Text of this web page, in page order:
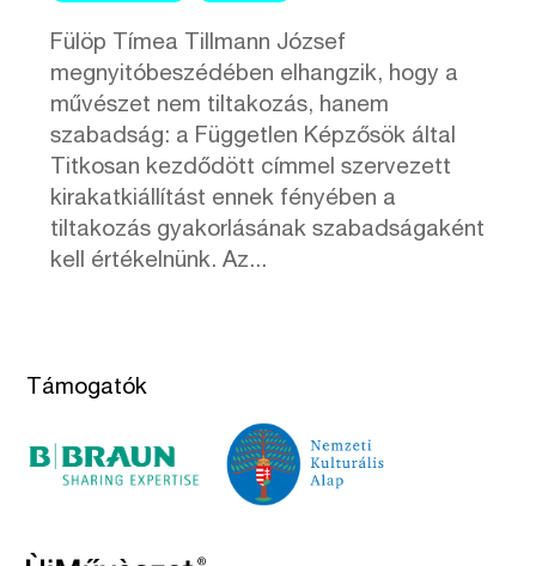
Fülöp Tímea Tillmann József
megnyitóbeszédében elhangzik, hogy a
művészet nem tiltakozás, hanem
szabadság: a Független Képzősök által
Titkosan kezdődött címmel szervezett
kirakatkiállítást ennek fényében a
tiltakozás gyakorlásának szabadságaként
kell értékelnünk. Az...
Támogatók